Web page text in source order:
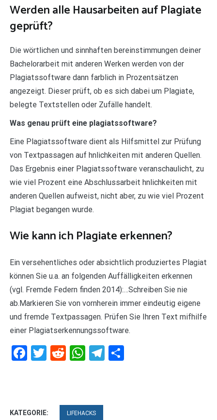
Werden alle Hausarbeiten auf Plagiate
geprüft?
Die wörtlichen und sinnhaften bereinstimmungen deiner
Bachelorarbeit mit anderen Werken werden von der
Plagiatssoftware dann farblich in Prozentsätzen
angezeigt. Dieser prüft, ob es sich dabei um Plagiate,
belegte Textstellen oder Zufälle handelt.
Was genau prüft eine plagiatssoftware?
Eine Plagiatssoftware dient als Hilfsmittel zur Prüfung
von Textpassagen auf hnlichkeiten mit anderen Quellen.
Das Ergebnis einer Plagiatssoftware veranschaulicht, zu
wie viel Prozent eine Abschlussarbeit hnlichkeiten mit
anderen Quellen aufweist, nicht aber, zu wie viel Prozent
Plagiat begangen wurde.
Wie kann ich Plagiate erkennen?
Ein versehentliches oder absichtlich produziertes Plagiat
können Sie u.a. an folgenden Auffälligkeiten erkennen
(vgl. Fremde Federn finden 2014):…Schreiben Sie nie
ab.Markieren Sie von vornherein immer eindeutig eigene
und fremde Textpassagen. Prüfen Sie Ihren Text mifhilfe
einer Plagiatserkennungssoftware.
Facebook
Twitter
RedditWhatsApp
Telegram
KATEGORIE: LIFEHACKS